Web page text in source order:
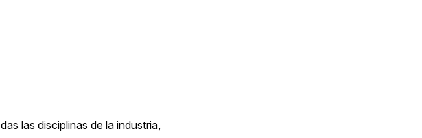
las disciplinas de la industria,